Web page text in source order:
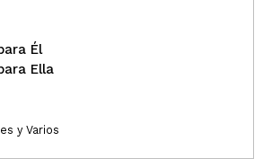
Él
Ella
y Varios